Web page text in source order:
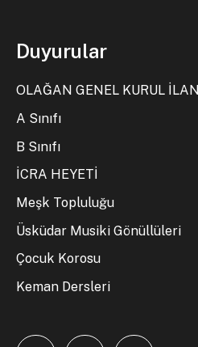
Duyurular
OLAĞAN GENEL KURUL İLANI
A Sınıfı
B Sınıfı
İCRA HEYETİ
Meşk Topluluğu
Üsküdar Musiki Gönüllüleri
Çocuk Korosu
Keman Dersleri